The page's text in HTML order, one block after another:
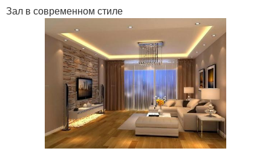
Зал в современном стиле